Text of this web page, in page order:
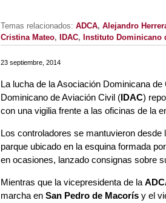
Temas relacionados: ADCA, Alejandro
Cristina Mateo, IDAC, Instituto Dominicano
23 septiembre, 2014
La lucha de la Asociación Dominicana
Dominicano de Aviación Civil (IDAC)
con una vigilia frente a las oficinas de la
Los controladores se mantuvieron desde
parque ubicado en la esquina formada
en ocasiones, lanzado consignas sobre
Mientras que la vicepresidenta de la
marcha en San Pedro de Macorísy el